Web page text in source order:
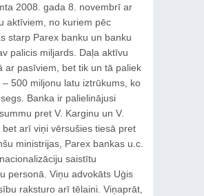
2008. gada 8. novembrī ar
aktīviem, no kuriem pēc
starp Parex banku un banku
palicis miljards. Daļa aktīvu
ar pasīviem, bet tik un tā paliek
500 miljonu latu iztrūkums, ko
Banka ir palielinājusi
pret V. Karginu un V.
bet arī viņi vērsušies tiesā pret
ministrijas, Parex bankas u.c.
saistītu
personā. Viņu advokāts Uģis
raksturo arī tēlaini. Viņaprāt,